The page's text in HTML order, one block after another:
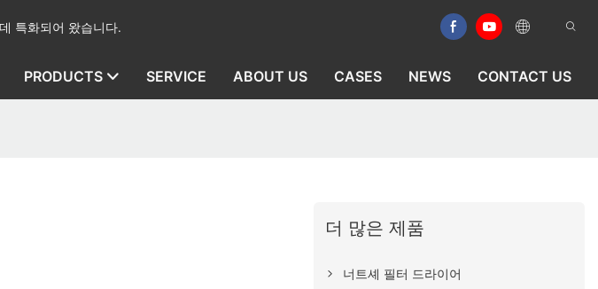
특화되어 왔습니다.
PRODUCTS SERVICE ABOUT US CASES NEWS CONTACT US
더 많은 제품
너트셰 필터 드라이어